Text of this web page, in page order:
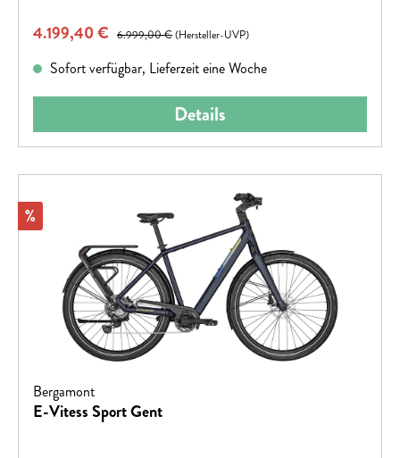
Verkaufspreis:
4.199,40 € Regulärer Preis:
6.999,00 €(Hersteller-UVP)
Sofort verfügbar, Lieferzeit eine Woche
Details
Rabatt
%
Bergamont
E-Vitess Sport Gent